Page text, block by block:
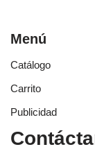
Menú
Catálogo
Carrito
Publicidad